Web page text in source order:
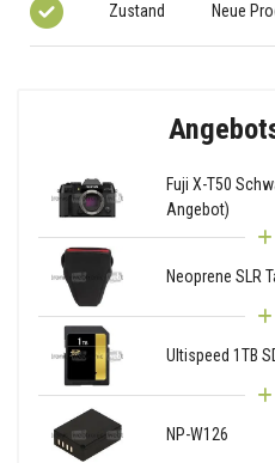
Zustand Neue
Fuji X-T50
Angebot)
Neoprene SLR
Ultispeed 1TB
NP-W126